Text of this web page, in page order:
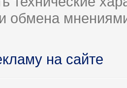
обмена
на сайте